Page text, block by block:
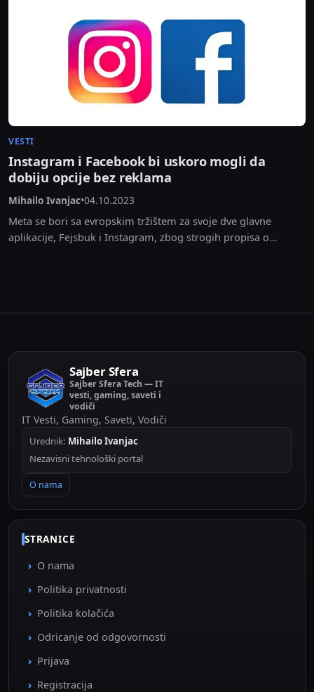
VESTI
Instagram i Facebook bi uskoro mogli da
dobiju opcije bez reklama
Mihailo Ivanjac•04.10.2023
Meta se bori sa evropskim tržištem za svoje dve glavne
aplikacije, Fejsbuk i Instagram, zbog strogih propisa o
Sajber Sfera
Sajber Sfera Tech — IT
vesti, gaming, saveti i
vodiči
IT Vesti, Gaming, Saveti, Vodiči
Urednik: Mihailo Ivanjac
Nezavisni tehnološki portal
O nama
STRANICE
O nama
Politika privatnosti
Politika kolačića
Odricanje od odgovornosti
Prijava
Registracija